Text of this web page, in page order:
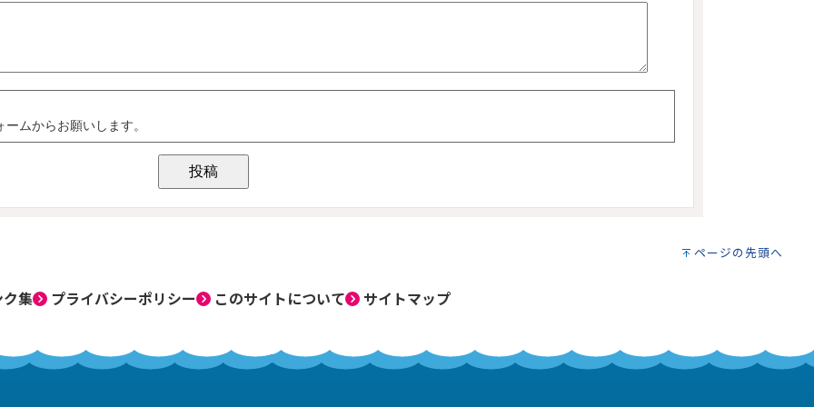
ページの先頭へ
集 プライバシーポリシー このサイトについて サイトマップ